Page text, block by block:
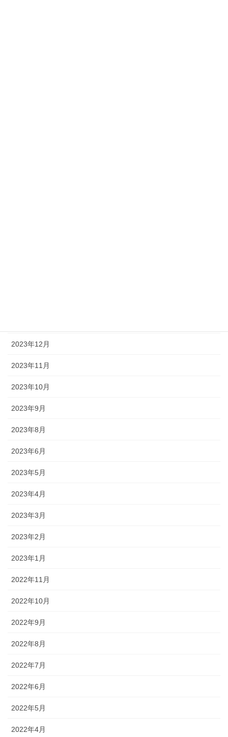
2023年12月
2023年11月
2023年10月
2023年9月
2023年8月
2023年6月
2023年5月
2023年4月
2023年3月
2023年2月
2023年1月
2022年11月
2022年10月
2022年9月
2022年8月
2022年7月
2022年6月
2022年5月
2022年4月